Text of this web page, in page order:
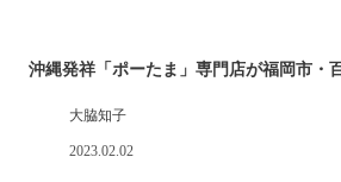
沖縄発祥「ポーたま」専門店が福岡市・
大脇知子
2023.02.02